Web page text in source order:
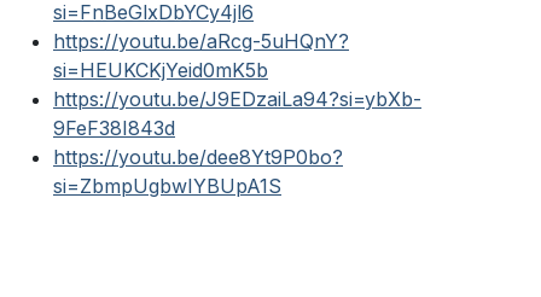
si=FnBeGlxDbYCy4jl6
https://youtu.be/aRcg-5uHQnY?
si=HEUKCKjYeid0mK5b
https://youtu.be/J9EDzaiLa94?si=ybXb-
9FeF38I843d
https://youtu.be/dee8Yt9P0bo?
si=ZbmpUgbwIYBUpA1S